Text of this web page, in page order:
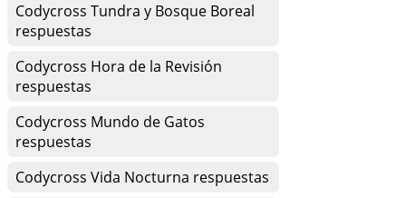
Codycross Tundra y Bosque Boreal
respuestas
Codycross Hora de la Revisión
respuestas
Codycross Mundo de Gatos
respuestas
Codycross Vida Nocturna respuestas